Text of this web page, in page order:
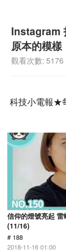
Instagram
原本的模
觀看次數: 5176
科技小電報★
信仰的燈號亮起
(11/16)
# 188
2018-11-16 01:00